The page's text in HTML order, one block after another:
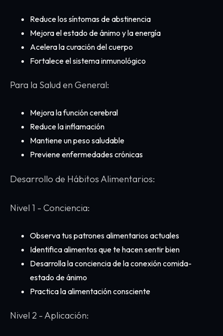
Reduce los síntomas de abstinencia
Mejora el estado de ánimo y la energía
Acelera la curación del cuerpo
Fortalece el sistema inmunológico
Para la Salud en General:
Mejora la función cerebral
Reduce la inflamación
Mantiene un peso saludable
Previene enfermedades crónicas
Desarrollo de Hábitos Alimentarios:
Nivel 1 - Conciencia:
Observa tus patrones alimentarios actuales
Identifica alimentos que te hacen sentir bien
Desarrolla la conciencia de la conexión comida-
estado de ánimo
Practica la alimentación consciente
Nivel 2 - Aplicación: